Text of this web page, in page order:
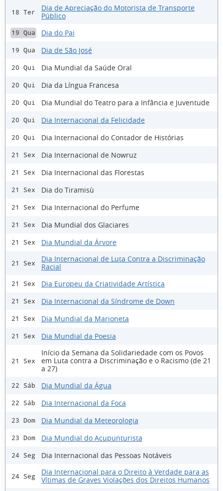
18 Ter
Dia de Apreciação do Motorista de Transporte
Público
19 Qua Dia do Pai
19 Qua Dia de São José
20 Qui Dia Mundial da Saúde Oral
20 Qui Dia da Língua Francesa
20 Qui Dia Mundial do Teatro para a Infância e Juventude
20 Qui Dia Internacional da Felicidade
20 Qui Dia Internacional do Contador de Histórias
21 Sex Dia Internacional de Nowruz
21 Sex Dia Internacional das Florestas
21 Sex Dia do Tiramisù
21 Sex Dia Internacional do Perfume
21 Sex Dia Mundial dos Glaciares
21 Sex Dia Mundial da Árvore
21 Sex
Dia Internacional de Luta Contra a Discriminação
Racial
21 Sex Dia Europeu da Criatividade Artística
21 Sex Dia Internacional da Síndrome de Down
21 Sex Dia Mundial da Marioneta
21 Sex Dia Mundial da Poesia
21 Sex
Início da Semana da Solidariedade com os Povos
em Luta contra a Discriminação e o Racismo (de 21
a 27)
22 Sáb Dia Mundial da Água
22 Sáb Dia Internacional da Foca
23 Dom Dia Mundial da Meteorologia
23 Dom Dia Mundial do Acupunturista
24 Seg Dia Internacional das Pessoas Notáveis
24 Seg
Dia Internacional para o Direito à Verdade para as
Vítimas de Graves Violações dos Direitos Humanos